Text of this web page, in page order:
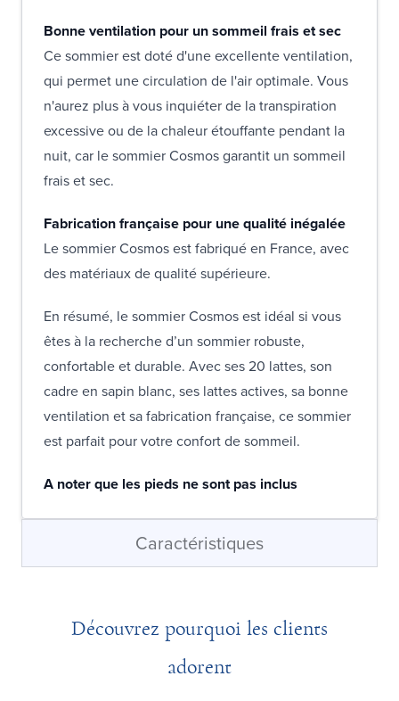
Bonne ventilation pour un sommeil frais et sec
Ce sommier est doté d'une excellente ventilation,
qui permet une circulation de l'air optimale. Vous
n'aurez plus à vous inquiéter de la transpiration
excessive ou de la chaleur étouffante pendant la
nuit, car le sommier Cosmos garantit un sommeil
frais et sec.
Fabrication française pour une qualité inégalée
Le sommier Cosmos est fabriqué en France, avec
des matériaux de qualité supérieure.
En résumé, le sommier Cosmos est idéal si vous
êtes à la recherche d’un sommier robuste,
confortable et durable. Avec ses 20 lattes, son
cadre en sapin blanc, ses lattes actives, sa bonne
ventilation et sa fabrication française, ce sommier
est parfait pour votre confort de sommeil.
A noter que les pieds ne sont pas inclus
Caractéristiques
Découvrez pourquoi les clients
adorent